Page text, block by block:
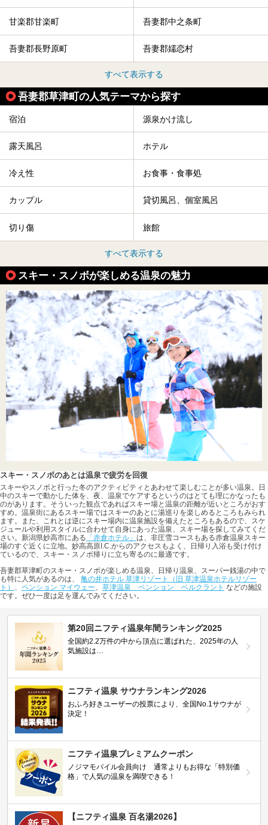
甘楽郡甘楽町 吾妻郡中之条町
吾妻郡長野原町 吾妻郡嬬恋村
すべて表示する
吾妻郡草津町の人気テーマから探す
宿泊 源泉かけ流し
露天風呂 ホテル
冷え性 お食事・食事処
カップル 貸切風呂、個室風呂
切り傷 旅館
すべて表示する
スキー・スノボが楽しめる温泉の魅力
スキー・スノボのあとは温泉で疲労を回復
スキーやスノボと行った冬のアクティビティとあわせて楽しむことが多い温泉。日
中のスキーで動かした体を、夜、温泉でケアするというのはとても理にかなったも
のがあります。そういった観点であればスキー場と温泉の距離が近いところがおす
すめ。温泉街にあるスキー場ではスキーのあとに湯巡りを楽しめるところもみられ
ます。また、これとは逆にスキー場内に温泉施設を備えたところもあるので、スケ
ジュールや利用スタイルに合わせて自身にあった温泉、スキー場を探してみてくだ
さい。新潟県妙高市にある 「赤倉ホテル」 は、非圧雪コースもある赤倉温泉スキー
場のすぐ近くに立地。妙高高原I.C.からのアクセスもよく、日帰り入浴も受け付け
ているので、スキー・スノボ帰りに立ち寄るのに最適です。
吾妻郡草津町のスキー・スノボが楽しめる温泉、日帰り温泉、スーパー銭湯の中で
も特に人気があるのは、 亀の井ホテル 草津リゾート（旧 草津温泉ホテルリゾー
ト） 、 ペンション マイウェー、 草津温泉 ペンション ベルクラント などの施設
です。ぜひ一度は足を運んでみてください。
第20回ニフティ温泉年間ランキング2025
全国約2.2万件の中から頂点に選ばれた、2025年の人
気施設は…
ニフティ温泉 サウナランキング2026
おふろ好きユーザーの投票により、全国No.1サウナが
決定！
ニフティ温泉プレミアムクーポン
ノジマモバイル会員向け 通常よりもお得な「特別価
格」で人気の温泉を満喫できる！
【ニフティ温泉 百名湯2026】